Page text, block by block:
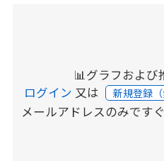
📊グラフおよび
ログイン 又は 新規登録
メールアドレスのみです